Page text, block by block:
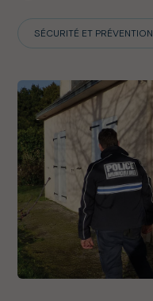
SÉCURITÉ ET PRÉVENTION